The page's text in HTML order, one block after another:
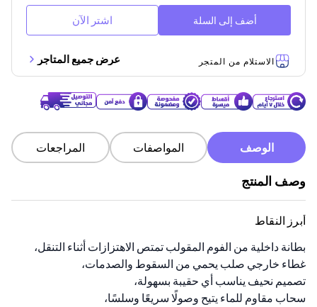
أضف إلى السلة اشتر الآن
الاستلام من المتجر عرض جميع المتاجر
الوصف المواصفات المراجعات
وصف المنتج
أبرز النقاط
بطانة داخلية من الفوم المقولب تمتص الاهتزازات أثناء التنقل،
غطاء خارجي صلب يحمي من السقوط والصدمات،
تصميم نحيف يناسب أي حقيبة بسهولة،
سحاب مقاوم للماء يتيح وصولًا سريعًا وسلسًا،